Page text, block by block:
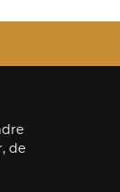
de